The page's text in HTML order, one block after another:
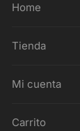
Home
Tienda
Mi cuenta
Carrito